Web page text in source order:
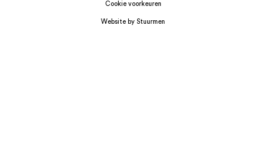
Cookie voorkeuren
Website by Stuurmen